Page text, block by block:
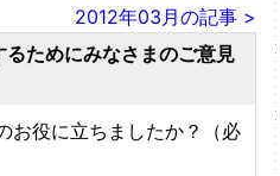
2012年03月の記事 >
ためにみなさまのご意見
お役に立ちましたか？（必